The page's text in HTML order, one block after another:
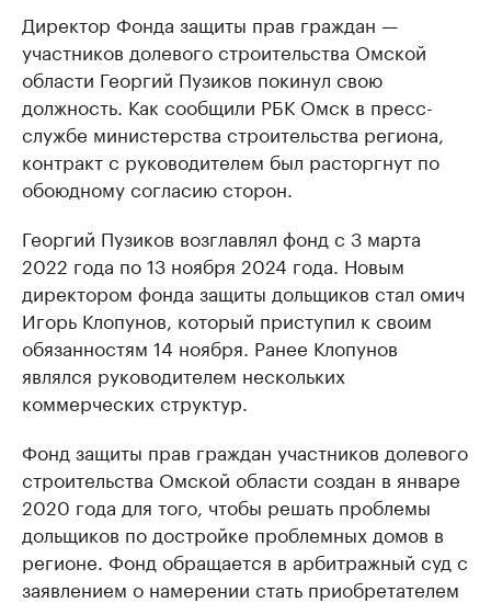
Директор Фонда защиты прав граждан —
участников долевого строительства Омской
области Георгий Пузиков покинул свою
должность. Как сообщили РБК Омск в пресс-
службе министерства строительства региона,
контракт с руководителем был расторгнут по
обоюдному согласию сторон.
Георгий Пузиков возглавлял фонд с 3 марта
2022 года по 13 ноября 2024 года. Новым
директором фонда защиты дольщиков стал омич
Игорь Клопунов, который приступил к своим
обязанностям 14 ноября. Ранее Клопунов
являлся руководителем нескольких
коммерческих структур.
Фонд защиты прав граждан участников долевого
строительства Омской области создан в январе
2020 года для того, чтобы решать проблемы
дольщиков по достройке проблемных домов в
регионе. Фонд обращается в арбитражный суд с
заявлением о намерении стать приобретателем